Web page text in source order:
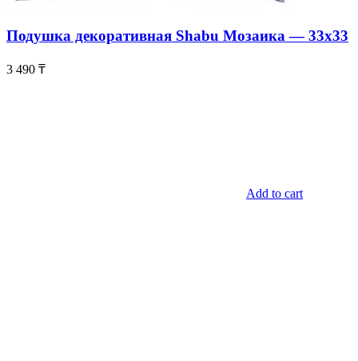
Подушка декоративная Shabu Мозаика — 33х33
3 490 ₸
Add to cart